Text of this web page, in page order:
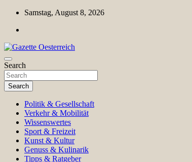
Skip
content
Samstag, August 8, 2026
Gazette Oesterreich
Magazin für Freizeit, Politik, Kultur & Wissenschaft
Search
Search
Politik & Gesellschaft
Verkehr & Mobilität
Wissenswertes
Sport & Freizeit
Kunst & Kultur
Genuss & Kulinarik
Tipps & Ratgeber